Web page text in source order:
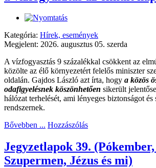
Kategória: Hírek, események
Megjelent: 2026. augusztus 05. szerda
A vízfogyasztás 9 százalékkal csökkent az
közölte az élő környezetért felelős miniszter
oldalán. Gajdos László azt írta, hogy a közös
odafigyelésnek köszönhetően sikerült
hálózat terhelését, ami lényeges biztonságot és
rendszernek.
Bővebben ... Hozzászólás
Jegyzetlapok 39.
Szupermen, Jézus és mi)